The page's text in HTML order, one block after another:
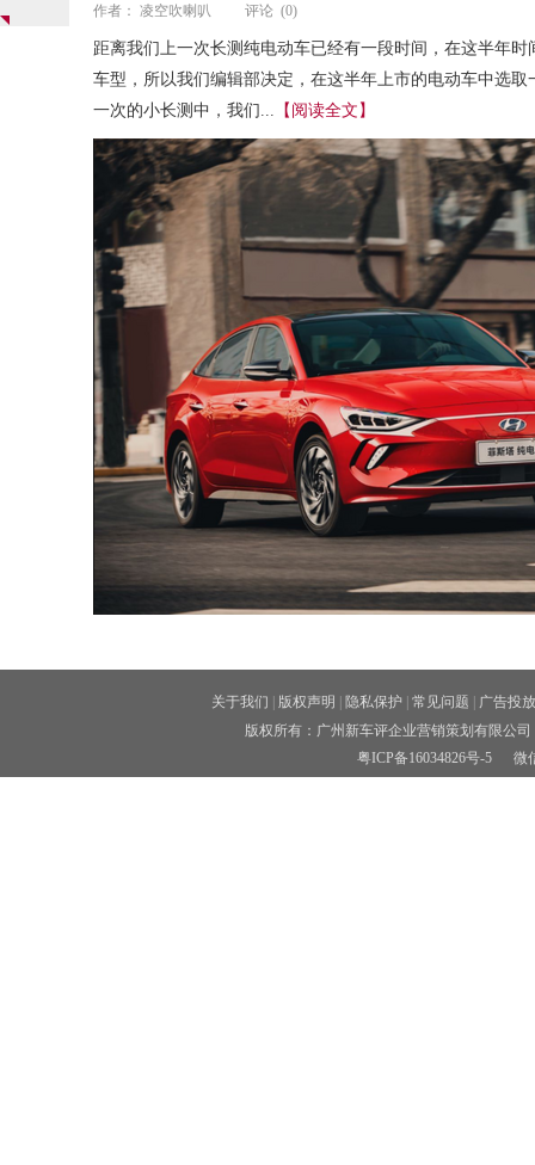
作者： 凌空吹喇叭 评论 (0)
距离我们上一次长测纯电动车已经有一段时间，在这半年
车型，所以我们编辑部决定，在这半年上市的电动车中选
一次的小长测中，我们... 【阅读全文】
关于我们 版权声明 隐私保护 常见问题
广告投放
版权所有：广州新车评企业营销策划有限公
粤ICP备16034826号-5微信